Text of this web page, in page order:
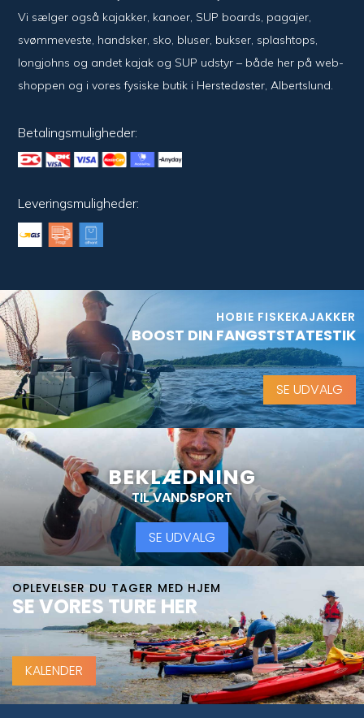
Vi sælger også kajak­ker, kanoer, SUP boards, pagajer,
svømme­veste, hand­sker, sko, bluser, bukser, splash­tops,
long­johns og andet kajak og SUP udstyr – både her på web­
shoppen og i vores fysiske butik i Her­sted­øster, Alberts­lund.
Betalingsmuligheder:
Leveringsmuligheder:
HOBIE FISKEKAJAKKER
BOOST DIN FANGSTSTATESTIK
SE UDVALG
BEKLÆDNING
TIL VANDSPORT
SE UDVALG
OPLEVELSER DU TAGER MED HJEM
SE VORES TURE HER
KALENDER